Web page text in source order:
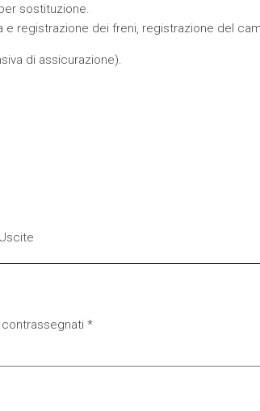
sostituzione.
registrazione dei freni, registrazione del
di assicurazione).
Uscite
*